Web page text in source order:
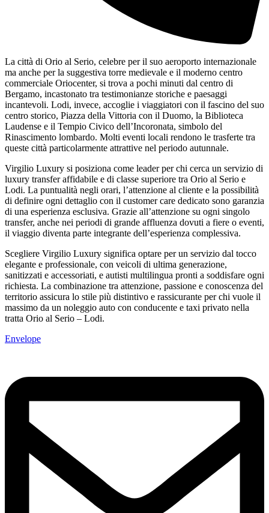
La città di Orio al Serio, celebre per il suo aeroporto internazionale
ma anche per la suggestiva torre medievale e il moderno centro
commerciale Oriocenter, si trova a pochi minuti dal centro di
Bergamo, incastonato tra testimonianze storiche e paesaggi
incantevoli. Lodi, invece, accoglie i viaggiatori con il fascino del suo
centro storico, Piazza della Vittoria con il Duomo, la Biblioteca
Laudense e il Tempio Civico dell’Incoronata, simbolo del
Rinascimento lombardo. Molti eventi locali rendono le trasferte tra
queste città particolarmente attrattive nel periodo autunnale.​
Virgilio Luxury si posiziona come leader per chi cerca un servizio di
luxury transfer affidabile e di classe superiore tra Orio al Serio e
Lodi. La puntualità negli orari, l’attenzione al cliente e la possibilità
di definire ogni dettaglio con il customer care dedicato sono garanzia
di una esperienza esclusiva. Grazie all’attenzione su ogni singolo
transfer, anche nei periodi di grande affluenza dovuti a fiere o eventi,
il viaggio diventa parte integrante dell’esperienza complessiva.​
Scegliere Virgilio Luxury significa optare per un servizio dal tocco
elegante e professionale, con veicoli di ultima generazione,
sanitizzati e accessoriati, e autisti multilingua pronti a soddisfare ogni
richiesta. La combinazione tra attenzione, passione e conoscenza del
territorio assicura lo stile più distintivo e rassicurante per chi vuole il
massimo da un noleggio auto con conducente e taxi privato nella
tratta Orio al Serio – Lodi.
Envelope